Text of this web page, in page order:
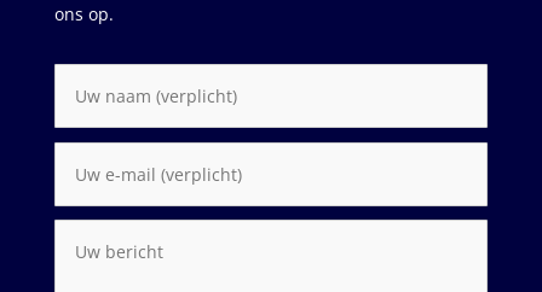
ons op.